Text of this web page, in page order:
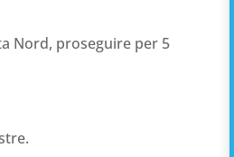
Nord, proseguire per 5